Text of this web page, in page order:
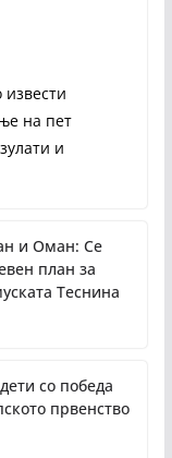
извести
на пет
и
и Оман: Се
план за
Теснина
со победа
првенство